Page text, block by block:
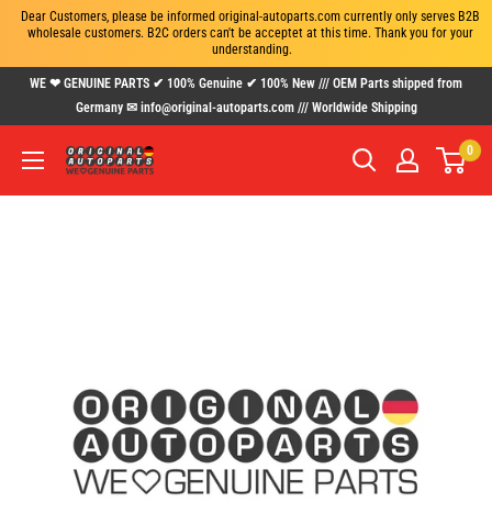
Dear Customers, please be informed original-autoparts.com currently only serves B2B
wholesale customers. B2C orders can't be acceptet at this time. Thank you for your
understanding.
WE ❤ GENUINE PARTS ✔ 100% Genuine ✔ 100% New /// OEM Parts shipped from
Germany ✉ info@original-autoparts.com /// Worldwide Shipping
www.original-
0